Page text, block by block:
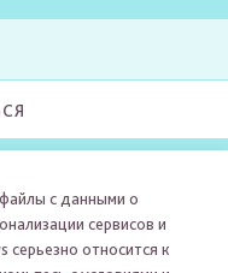
с данными о
сервисов и
серьезно относится к